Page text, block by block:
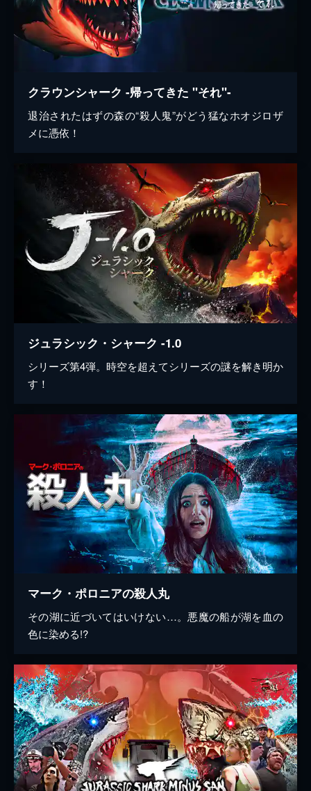
クラウンシャーク -帰ってきた "それ"-
退治されたはずの森の“殺人鬼”がどう猛なホオジロザ
メに憑依！
ジュラシック・シャーク -1.0
シリーズ第4弾。時空を超えてシリーズの謎を解き明か
す！
マーク・ポロニアの殺人丸
その湖に近づいてはいけない…。悪魔の船が湖を血の
色に染める!?